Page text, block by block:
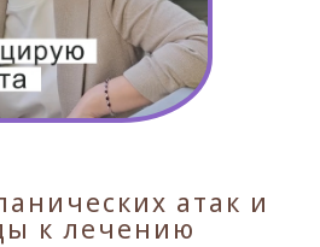
атак и
к лечению